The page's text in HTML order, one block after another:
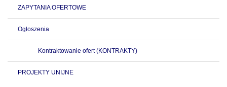
ZAPYTANIA OFERTOWE
Ogłoszenia
Kontraktowanie ofert (KONTRAKTY)
PROJEKTY UNIJNE